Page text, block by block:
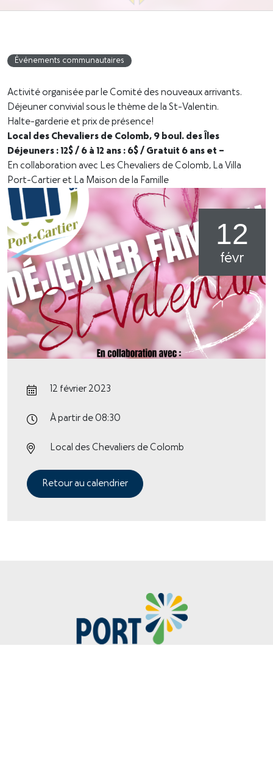
Événements communautaires
Activité organisée par le Comité des nouveaux arrivants.
Déjeuner convivial sous le thème de la St-Valentin.
Halte-garderie et prix de présence!
Local des Chevaliers de Colomb, 9 boul. des Îles
Déjeuners : 12$/ 6 à 12 ans : 6$ / Gratuit 6 ans et –
En collaboration avec Les Chevaliers de Colomb, La Villa
Port-Cartier et La Maison de la Famille
12
févr
12 février 2023
À partir de 08:30
Local des Chevaliers de Colomb
Retour au calendrier